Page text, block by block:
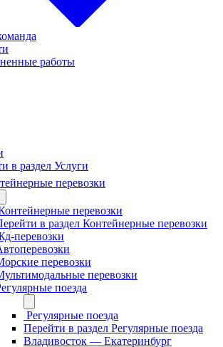
работы
в раздел Услуги
перевозки
перевозки
в раздел Контейнерные перевозки
перевозки
перевозки
перевозки
поезда
Регулярные поезда
Перейти в раздел Регулярные поезда
Владивосток — Екатеринбург